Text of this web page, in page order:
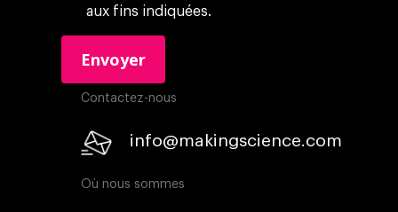
aux fins indiquées.
Contactez-nous
info@makingscience.com
Où nous sommes